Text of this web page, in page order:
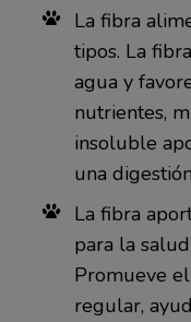
La fibra
tipos. La
agua y
nutrientes,
insoluble
una
La fibra
para la
Promueve
regular,